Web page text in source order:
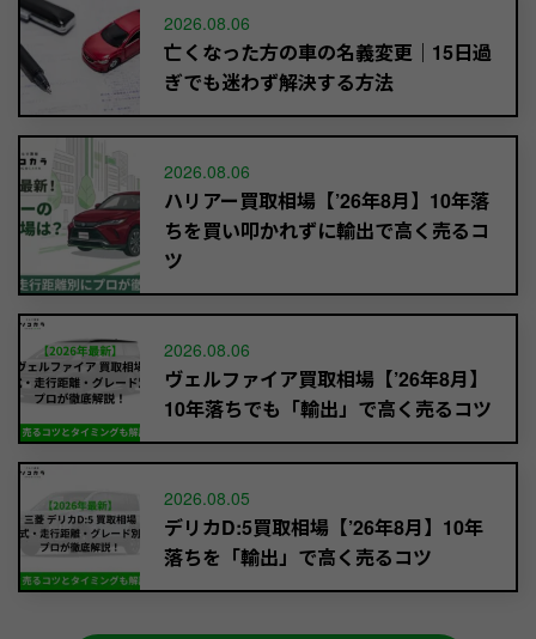
2026.08.06
亡くなった方の車の名義変更｜15日過
ぎでも迷わず解決する方法
2026.08.06
ハリアー買取相場【’26年8月】10年落
ちを買い叩かれずに輸出で高く売るコ
ツ
2026.08.06
ヴェルファイア買取相場【’26年8月】
10年落ちでも「輸出」で高く売るコツ
2026.08.05
デリカD:5買取相場【’26年8月】10年
落ちを「輸出」で高く売るコツ